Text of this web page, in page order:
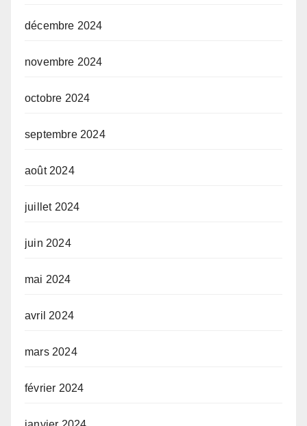
décembre 2024
novembre 2024
octobre 2024
septembre 2024
août 2024
juillet 2024
juin 2024
mai 2024
avril 2024
mars 2024
février 2024